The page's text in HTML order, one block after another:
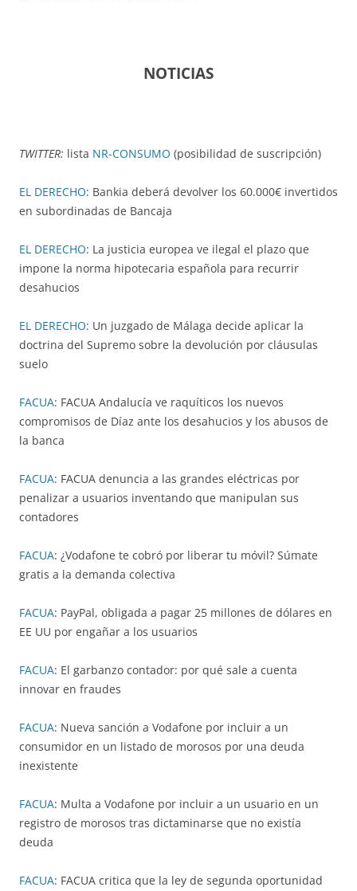
NOTICIAS
TWITTER: lista NR-CONSUMO (posibilidad de suscripción)
EL DERECHO: Bankia deberá devolver los 60.000€ invertidos
en subordinadas de Bancaja
EL DERECHO: La justicia europea ve ilegal el plazo que
impone la norma hipotecaria española para recurrir
desahucios
EL DERECHO: Un juzgado de Málaga decide aplicar la
doctrina del Supremo sobre la devolución por cláusulas
suelo
FACUA: FACUA Andalucía ve raquíticos los nuevos
compromisos de Díaz ante los desahucios y los abusos de
la banca
FACUA: FACUA denuncia a las grandes eléctricas por
penalizar a usuarios inventando que manipulan sus
contadores
FACUA: ¿Vodafone te cobró por liberar tu móvil? Súmate
gratis a la demanda colectiva
FACUA: PayPal, obligada a pagar 25 millones de dólares en
EE UU por engañar a los usuarios
FACUA: El garbanzo contador: por qué sale a cuenta
innovar en fraudes
FACUA: Nueva sanción a Vodafone por incluir a un
consumidor en un listado de morosos por una deuda
inexistente
FACUA: Multa a Vodafone por incluir a un usuario en un
registro de morosos tras dictaminarse que no existía
deuda
FACUA: FACUA critica que la ley de segunda oportunidad